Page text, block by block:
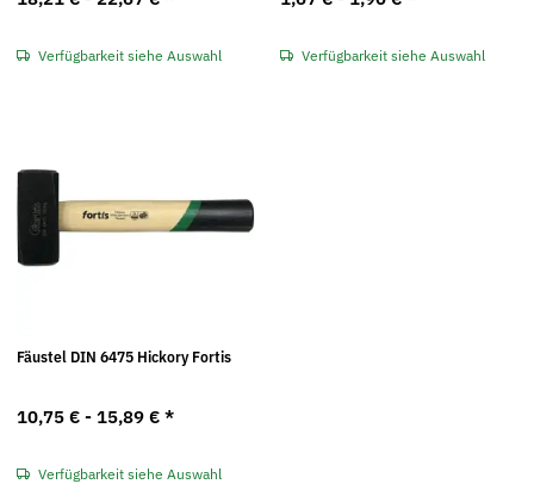
Verfügbarkeit siehe Auswahl Verfügbarkeit siehe Auswahl
Fäustel DIN 6475 Hickory Fortis
10,75 € - 15,89 € *
Verfügbarkeit siehe Auswahl